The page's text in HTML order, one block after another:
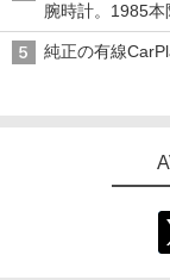
腕時計。1985本
純正の有線